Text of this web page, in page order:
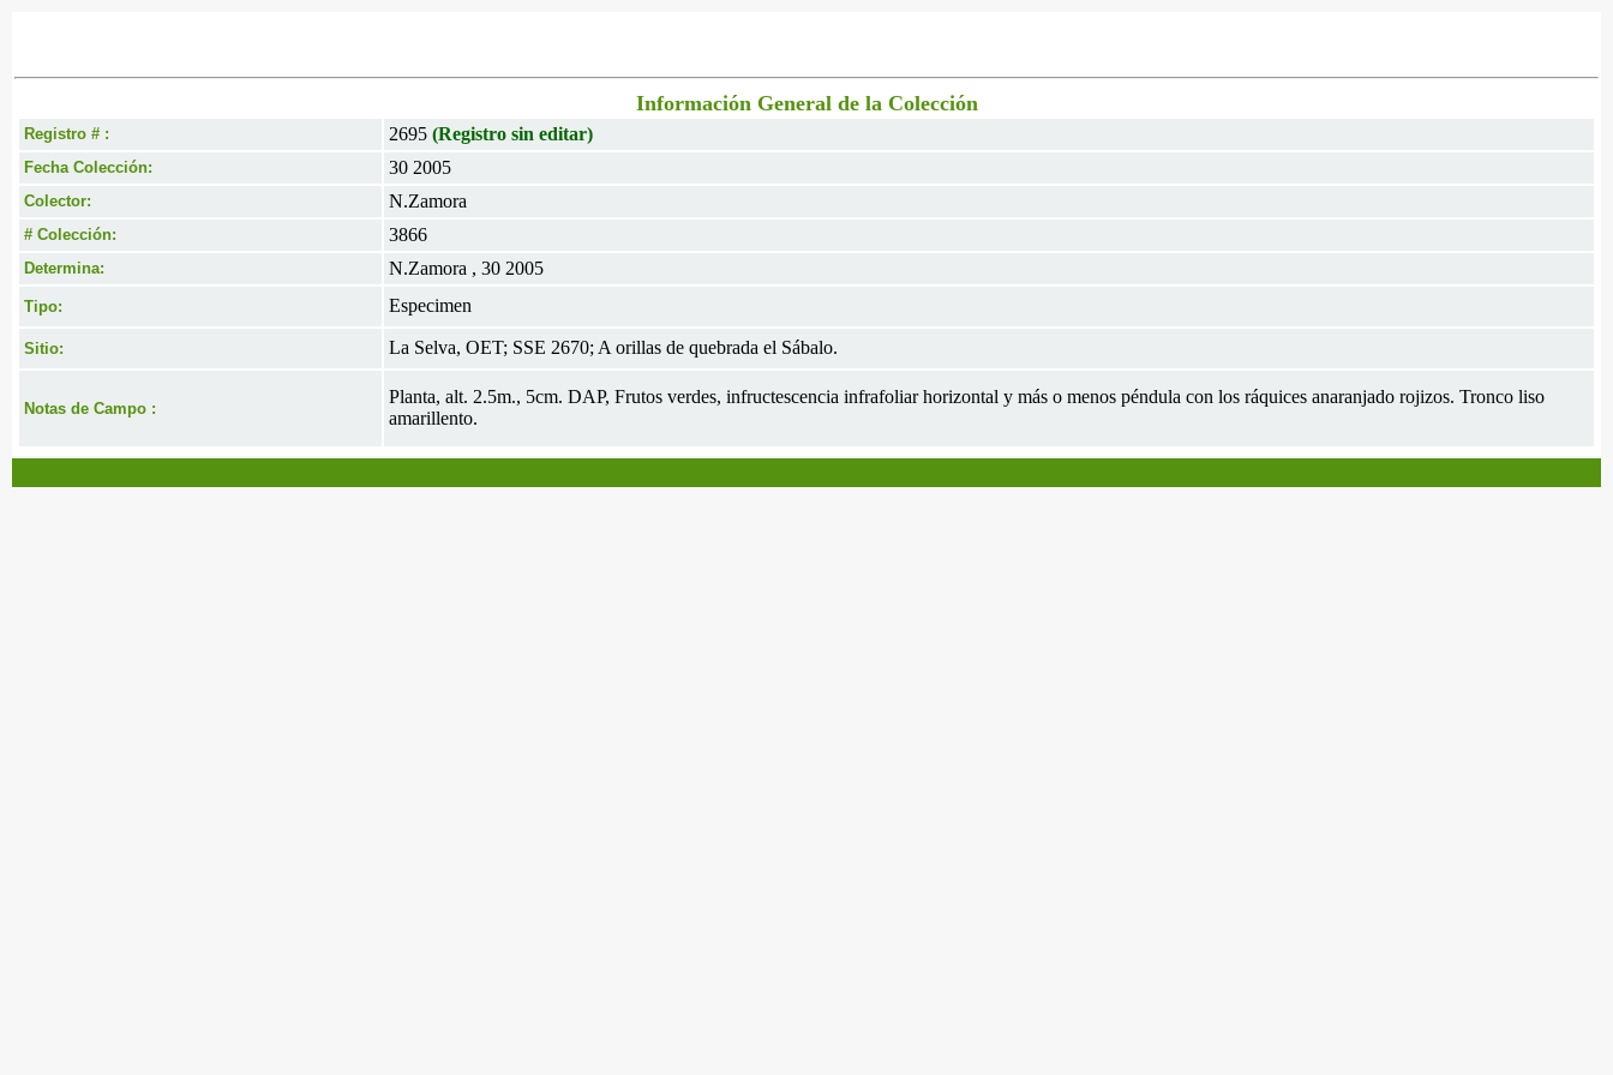
Información General de la Colección
Registro # : 2695 (Registro sin editar)
Fecha Colección: 30 2005
Colector: N.Zamora
# Colección: 3866
Determina: N.Zamora , 30 2005
Tipo: Especimen
Sitio: La Selva, OET; SSE 2670; A orillas de quebrada el Sábalo.
Notas de Campo :
Planta, alt. 2.5m., 5cm. DAP, Frutos verdes, infructescencia infrafoliar horizontal y más o menos péndula con los ráquices anaranjado rojizos. Tronco liso
amarillento.